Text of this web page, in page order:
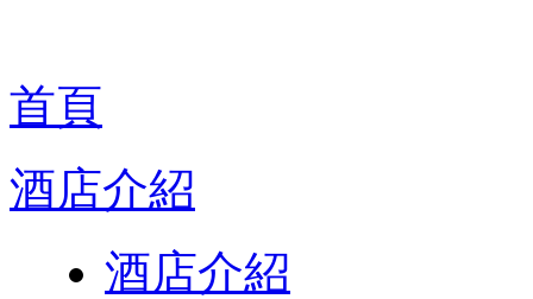
首頁
酒店介紹
酒店介紹